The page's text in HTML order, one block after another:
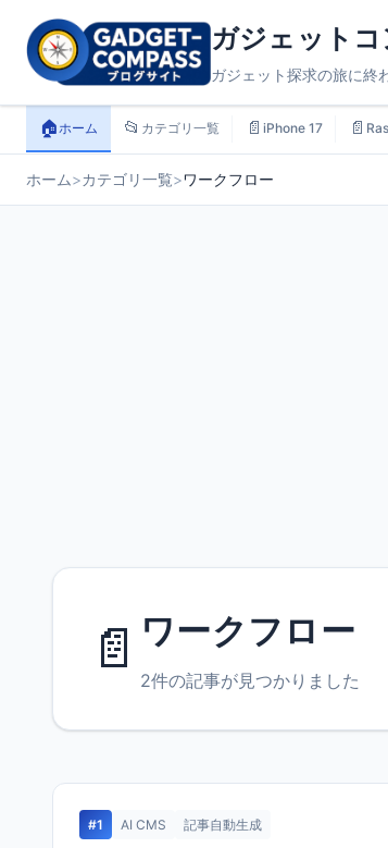
ガジェットコ
ガジェット探求の旅に終
🏠ホーム 📂 カテゴリ一覧 📄 iPhone 17 📄
ホーム>カテゴリ一覧>ワークフロー
📄 ワークフロー
2件の記事が見つかりました
#1 AI CMS 記事自動生成